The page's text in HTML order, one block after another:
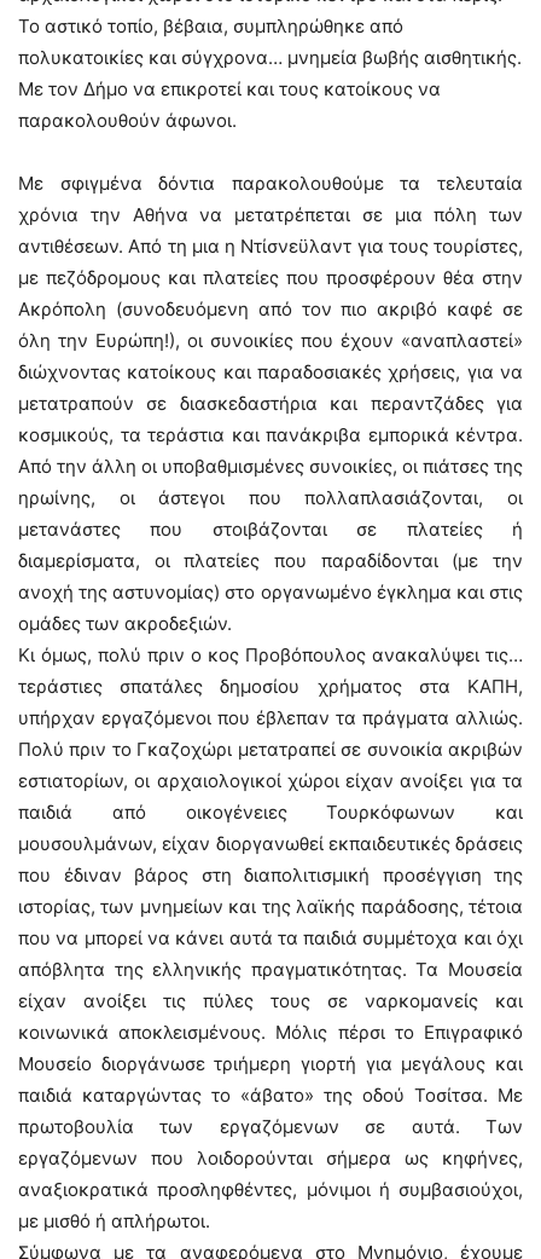
Το αστικό τοπίο, βέβαια, συμπληρώθηκε από
πολυκατοικίες και σύγχρονα… μνημεία βωβής αισθητικής.
Με τον Δήμο να επικροτεί και τους κατοίκους να
παρακολουθούν άφωνοι.
Με σφιγμένα δόντια παρακολουθούμε τα τελευταία
χρόνια την Αθήνα να μετατρέπεται σε μια πόλη των
αντιθέσεων. Από τη μια η Ντίσνεϋλαντ για τους τουρίστες,
με πεζόδρομους και πλατείες που προσφέρουν θέα στην
Ακρόπολη (συνοδευόμενη από τον πιο ακριβό καφέ σε
όλη την Ευρώπη!), οι συνοικίες που έχουν «αναπλαστεί»
διώχνοντας κατοίκους και παραδοσιακές χρήσεις, για να
μετατραπούν σε διασκεδαστήρια και περαντζάδες για
κοσμικούς, τα τεράστια και πανάκριβα εμπορικά κέντρα.
Από την άλλη οι υποβαθμισμένες συνοικίες, οι πιάτσες της
ηρωίνης, οι άστεγοι που πολλαπλασιάζονται, οι
μετανάστες που στοιβάζονται σε πλατείες ή
διαμερίσματα, οι πλατείες που παραδίδονται (με την
ανοχή της αστυνομίας) στο οργανωμένο έγκλημα και στις
ομάδες των ακροδεξιών.
Κι όμως, πολύ πριν ο κος Προβόπουλος ανακαλύψει τις…
τεράστιες σπατάλες δημοσίου χρήματος στα ΚΑΠΗ,
υπήρχαν εργαζόμενοι που έβλεπαν τα πράγματα αλλιώς.
Πολύ πριν το Γκαζοχώρι μετατραπεί σε συνοικία ακριβών
εστιατορίων, οι αρχαιολογικοί χώροι είχαν ανοίξει για τα
παιδιά από οικογένειες Τουρκόφωνων και
μουσουλμάνων, είχαν διοργανωθεί εκπαιδευτικές δράσεις
που έδιναν βάρος στη διαπολιτισμική προσέγγιση της
ιστορίας, των μνημείων και της λαϊκής παράδοσης, τέτοια
που να μπορεί να κάνει αυτά τα παιδιά συμμέτοχα και όχι
απόβλητα της ελληνικής πραγματικότητας. Τα Μουσεία
είχαν ανοίξει τις πύλες τους σε ναρκομανείς και
κοινωνικά αποκλεισμένους. Μόλις πέρσι το Επιγραφικό
Μουσείο διοργάνωσε τριήμερη γιορτή για μεγάλους και
παιδιά καταργώντας το «άβατο» της οδού Τοσίτσα. Με
πρωτοβουλία των εργαζόμενων σε αυτά. Των
εργαζόμενων που λοιδορούνται σήμερα ως κηφήνες,
αναξιοκρατικά προσληφθέντες, μόνιμοι ή συμβασιούχοι,
με μισθό ή απλήρωτοι.
Σύμφωνα με τα αναφερόμενα στο Μνημόνιο, έχουμε